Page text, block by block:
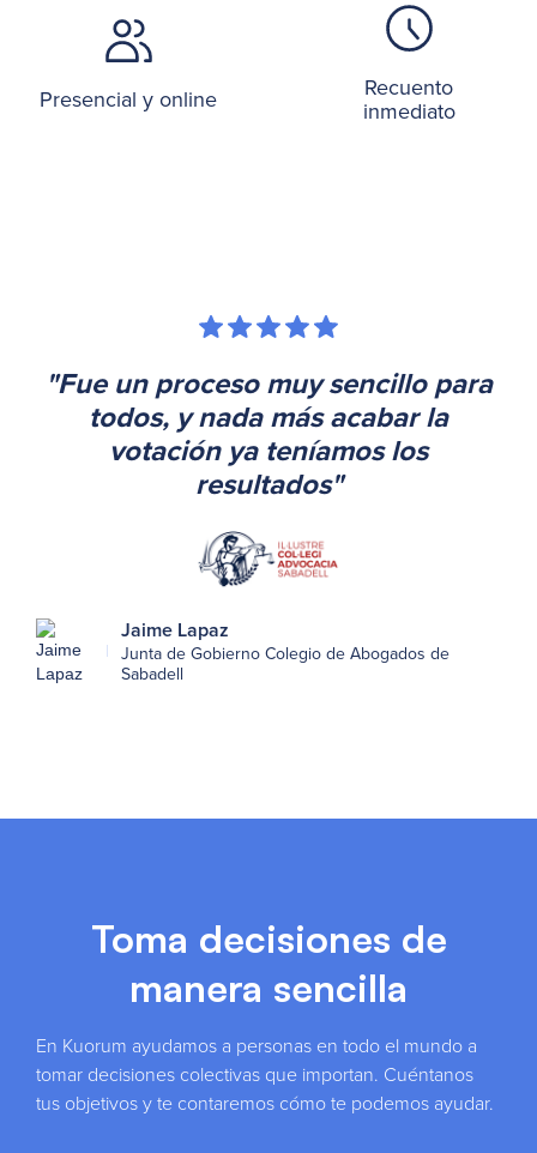
Presencial y online Recuento
inmediato
"Fue un proceso muy sencillo para
todos, y nada más acabar la
votación ya teníamos los
resultados"
Jaime Lapaz
Junta de Gobierno Colegio de Abogados de
Sabadell
Toma decisiones de
manera sencilla
En Kuorum ayudamos a personas en todo el mundo a
tomar decisiones colectivas que importan. Cuéntanos
tus objetivos y te contaremos cómo te podemos ayudar.